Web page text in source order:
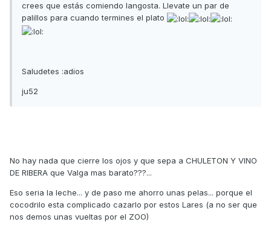
crees que estás comiendo langosta. Llevate un par de
palillos para cuando termines el plato
Saludetes :adios
ju52
No hay nada que cierre los ojos y que sepa a CHULETON Y VINO
DE RIBERA que Valga mas barato???...
Eso seria la leche... y de paso me ahorro unas pelas... porque el
cocodrilo esta complicado cazarlo por estos Lares (a no ser que
nos demos unas vueltas por el ZOO)